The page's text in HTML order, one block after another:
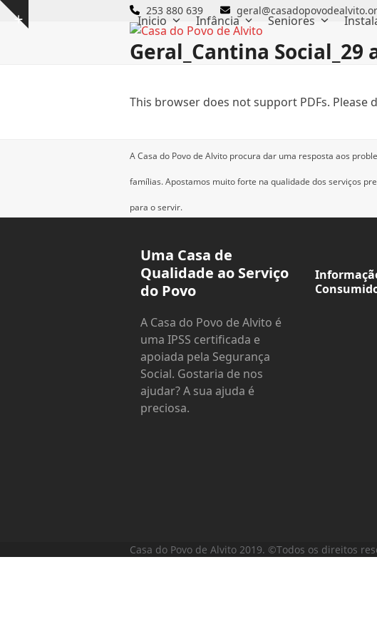
Skip
Show
253 880 639
Inicio Infância Seniores
Geral_Cantina Social_29
This browser does not support PDFs. Please
A Casa do Povo de Alvito procura dar uma resposta aos
famílias.Apostamos muito forte na qualidade dos serviços
para o servir.
Uma Casa de
Qualidade ao Serviço
do Povo
A Casa do Povo de Alvito é
uma IPSS certificada e
apoiada pela Segurança
Social. Gostaria de nos
ajudar? A sua ajuda é
preciosa.
Casa do Povo de Alvito 2019. ©Todos os direitos